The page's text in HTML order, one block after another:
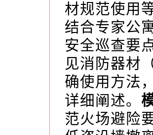
材规范使用
结合专家公
安全巡查要
见消防器材
确使用方法
详细阐述。
范火场避险